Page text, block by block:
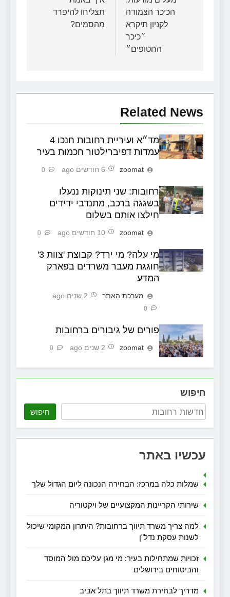
הכיכר הצמודה
לקניון תיקרא
״כיכר
החטופים״
תצליחו להיפרד
מהסמים?
Related News
מד״א ועיריית רחובות חנכו 4
עמדות דפיברילטור חכמות בעיר
zoomat 6 חודשים ago 0
רחובות: שני תינוקות ננעלו
בשגגה ברכב, מתנדבי ידידים
חילצו אותם בשלום
zoomat 10 חודשים ago 0
מי עלה? מי ירד? קבוצת 'צוות 3'
חוגגת מעבר משרדים בפארק
המדע
מערכת האתר 2 שנים ago
0
פורים של גיבורים ברחובות
zoomat 2 שנים ago 0
חיפוש
חיפוש
עכשיו באתר
שמלות כלה במרכז: הבחירה הנכונה ליום הגדול שלך
שירותי הקריינות המקצועיים של ויקטוריה
למה צריך משרד תיווך ברחובות? היתרון המקומי שיכול
לשנות עסקת נדל"ן
זכויות שמתחילות בעיר: מי מגן עליכם מול המוסד
והביטוחים בירושלים
מדריך לבחירת משרד תיווך בתל אביב